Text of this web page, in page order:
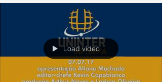
Load video